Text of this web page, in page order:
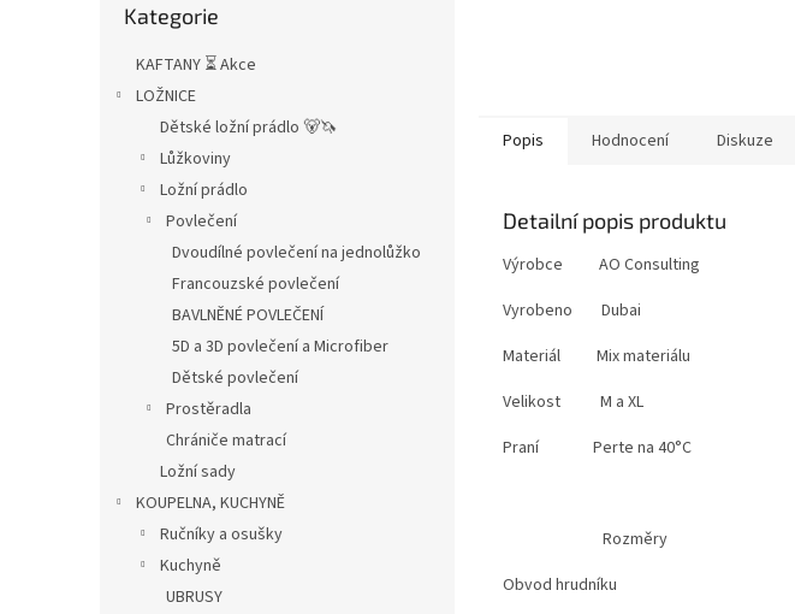
kategorie
Kategorie
KAFTANY ⏳ Akce
LOŽNICE
Dětské ložní prádlo 🐻🦄
Lůžkoviny
Ložní prádlo
Povlečení
Dvoudílné povlečení na jednolůžko
Francouzské povlečení
BAVLNĚNÉ POVLEČENÍ
5D a 3D povlečení a Microfiber
Dětské povlečení
Prostěradla
Chrániče matrací
Ložní sady
KOUPELNA, KUCHYNĚ
Ručníky a osušky
Kuchyně
UBRUSY
Popis Hodnocení Diskuze
Detailní popis produktu
Výrobce AO Consulting
Vyrobeno Dubai
Materiál Mix materiálu
Velikost M a XL
Praní Perte na 40°C
Rozměry
Obvod hrudníku